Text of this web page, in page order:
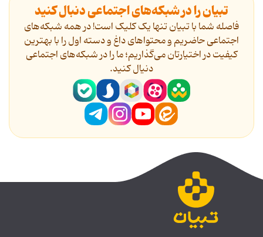
تبیان را در شبکه‌های اجتماعی دنبال کنید
فاصله شما با تبیان تنها یک کلیک است! در همه شبکه‌های
اجتماعی حاضریم و محتواهای داغ و دسته اول را با بهترین
کیفیت در اختیارتان می‌گذاریم؛ ما را در شبکه‌های اجتماعی
دنیال کنید.